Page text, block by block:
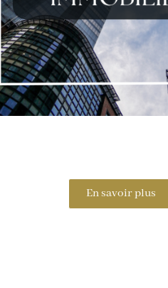
En savoir plus